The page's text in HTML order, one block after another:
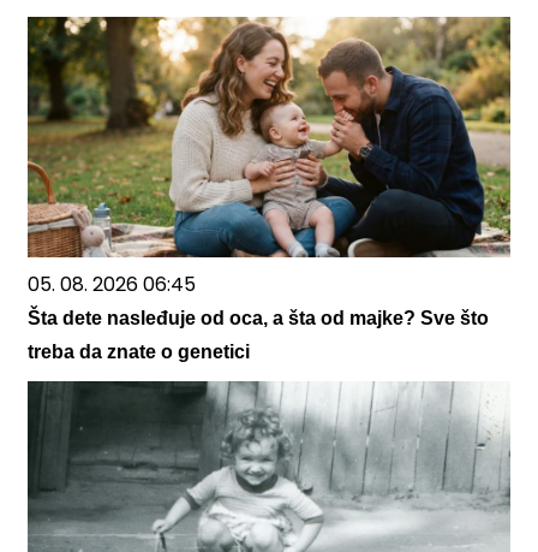
05. 08. 2026 06:45
Šta dete nasleđuje od oca, a šta od majke? Sve što
treba da znate o genetici